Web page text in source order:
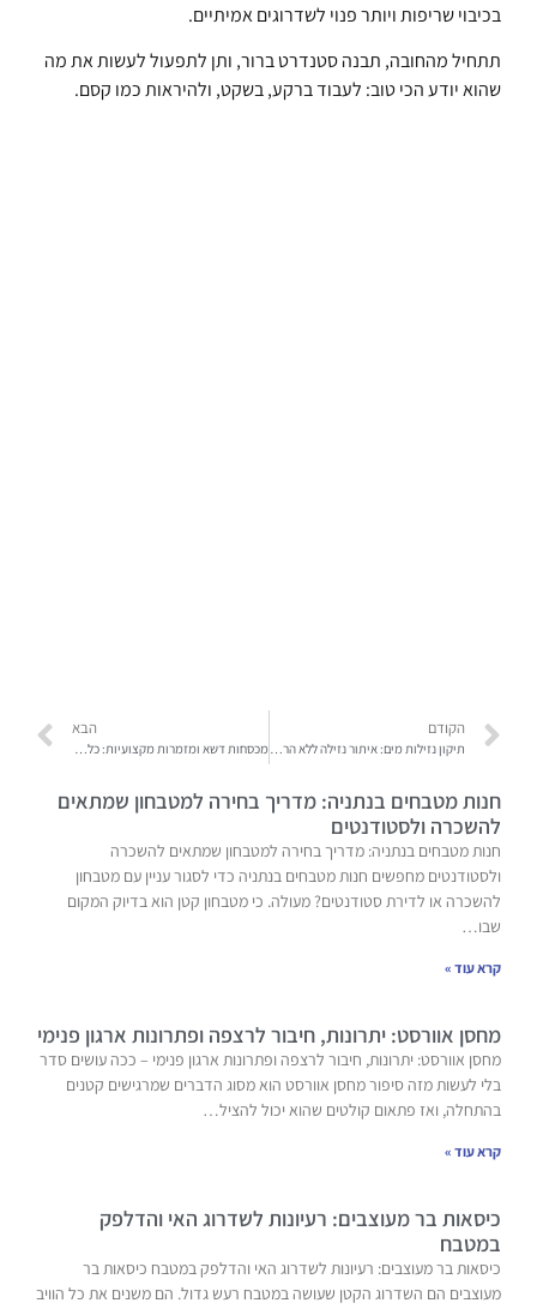
בכיבוי שריפות ויותר פנוי לשדרוגים אמיתיים.
תתחיל מהחובה, תבנה סטנדרט ברור, ותן לתפעול לעשות את מה
שהוא יודע הכי טוב: לעבוד ברקע, בשקט, ולהיראות כמו קסם.
הקודם
תיקון נזילות מים: איתור נזילה ללא הרס ותיקון מקצועי
הבא
מכסחות דשא ומזמרות מקצועיות: כל מה שצריך לגינה מטופחת
חנות מטבחים בנתניה: מדריך בחירה למטבחון שמתאים
להשכרה ולסטודנטים
חנות מטבחים בנתניה: מדריך בחירה למטבחון שמתאים להשכרה
ולסטודנטים מחפשים חנות מטבחים בנתניה כדי לסגור עניין עם מטבחון
להשכרה או לדירת סטודנטים? מעולה. כי מטבחון קטן הוא בדיוק המקום
שבו…
קרא עוד »
מחסן אוורסט: יתרונות, חיבור לרצפה ופתרונות ארגון פנימי
מחסן אוורסט: יתרונות, חיבור לרצפה ופתרונות ארגון פנימי – ככה עושים סדר
בלי לעשות מזה סיפור מחסן אוורסט הוא מסוג הדברים שמרגישים קטנים
בהתחלה, ואז פתאום קולטים שהוא יכול להציל…
קרא עוד »
כיסאות בר מעוצבים: רעיונות לשדרוג האי והדלפק
במטבח
כיסאות בר מעוצבים: רעיונות לשדרוג האי והדלפק במטבח כיסאות בר
מעוצבים הם השדרוג הקטן שעושה במטבח רעש גדול. הם משנים את כל הוויב